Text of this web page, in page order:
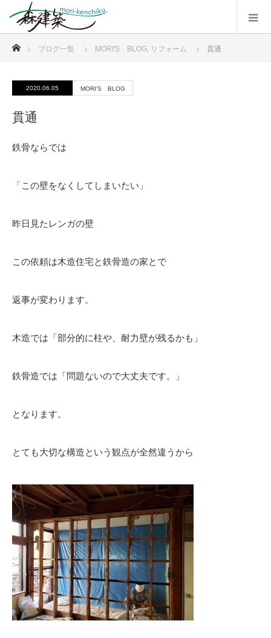
ブログ一覧 MORI'S BLOG, リフォーム 貫通
2020.06.05 MORI'S BLOG
貫通
鉄骨ならでは
「この壁をなくしてしまいたい」
昨日見たレンガの壁
この依頼は木造住宅と鉄骨造の家とで
返事が変わります。
木造では「部分的に柱や、耐力壁が残るかも」
鉄骨造では「問題ないので大丈夫です。」
となります。
とても大切な構造という観点が全然違うから